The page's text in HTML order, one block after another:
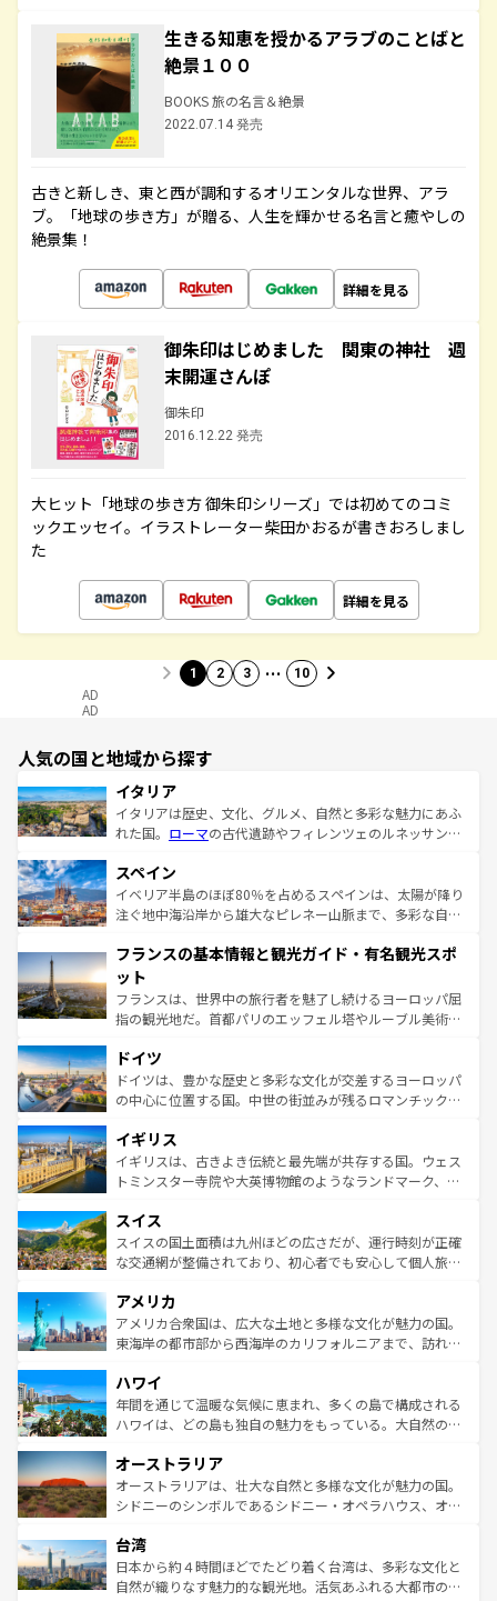
生きる知恵を授かるアラブのことばと
絶景１００
BOOKS 旅の名言＆絶景
2022.07.14 発売
古きと新しき、東と西が調和するオリエンタルな世界、アラ
ブ。「地球の歩き方」が贈る、人生を輝かせる名言と癒やしの
絶景集！
詳細を見る
御朱印はじめました 関東の神社 週
末開運さんぽ
御朱印
2016.12.22 発売
大ヒット「地球の歩き方 御朱印シリーズ」では初めてのコミ
ックエッセイ。イラストレーター柴田かおるが書きおろしまし
た
詳細を見る
1 2 3 … 10
AD
AD
人気の国と地域から探す
イタリア
イタリアは歴史、文化、グルメ、自然と多彩な魅力にあふ
れた国。 ローマの古代遺跡やフィレンツェのルネッサンス
ろん、トスカーナの美しい田園風景やアマルフィ海岸の絶
景など、自然景観も見逃せない。観光の合間には、本場の
ピザやパスタなど、絶品のイタリア料理を堪能することも
ませてくれるイタリアで、忘れられない旅をしてみよう！
なお、新着のイタリア情報は
しい。
スペイン
イベリア半島のほぼ80％を占めるスペインは、太陽が降り
注ぐ地中海沿岸から雄大なピレネー山脈まで、多彩な自然
文化が根付くこの国では、情熱的なフラメンコ、熱気あふ
れる闘牛、そして美味しいタパスが生活の一部となってい
る。首都マドリードの洗練された雰囲気や、バルセロナの
アートに溢れた街角から、地方では古代ローマ遺跡や中世
せる。地方によって風土や気候が異なるスペインはその個
性で訪れる人を魅了する。 なお、新着のスペイン情報は コ
ンテンツ一覧を参照してほしい。
フランスの基本情報と観光ガイド・有名観光スポ
ット
フランスは、世界中の旅行者を魅了し続けるヨーロッパ屈
指の観光地だ。首都パリのエッフェル塔やルーブル美術館
で、幅広い魅力が詰まっている。華麗な宮殿、歴史的な大
聖堂、美しいビーチ、そして豊かな自然が、訪れる者を心
から魅了する。また、フランスは美食の国としても知ら
いる。シャンパンの発祥地であるランス、プロヴァンスの
香り高いラベンダー畑など、多彩な楽しみ方が可能だ。さ
らに、パリ以外の地域にも魅力が溢れており、どの街角に
れる地方に足を運ぶとそれぞれで全く異なる文化を体験で
きるだろう。 なお、新着のフランス情報はコンテンツ一覧
を参照してほしい。
ドイツ
ドイツは、豊かな歴史と多彩な文化が交差するヨーロッパ
の中心に位置する国。中世の街並みが残るロマンチック街
顔を持つこの国は、どこを歩いても飽きることがない。ベ
ルリンの文化的活気、バイエルン州のアルプスの絶景、そ
してライン川沿いのワイン畑といった風景は必見。ビール
は、お酒好きな人にはぜひ体験してほしい。 なお、新着の
ドイツ情報はコンテンツ一覧を参照してほしい。
イギリス
イギリスは、古きよき伝統と最先端が共存する国。ウェス
トミンスター寺院や大英博物館のようなランドマーク、歴
リアごとに異なる魅力がある。また、優雅なアフタヌーン
ティー、ビール好きにはたまらない英国パブ、サッカー観
戦など、本場だからこそできる体験も豊富。イギリスを旅
ンツ一覧を参照してほしい。
スイス
スイスの国土面積は九州ほどの広さだが、運行時刻が正確
な交通網が整備されており、初心者でも安心して個人旅行
の建物がそのまま残る町や、スイスならではのユニークな
博物館もあり、アルプス観光だけでなく町歩きも満喫する
ことができる。国民の所得が高いため物価も高いが、旅行
ば市内交通費無料で観光を楽しむこともできる。 なお、新
着のスイス情報はコンテンツ一覧 を参照してほしい。
アメリカ
アメリカ合衆国は、広大な土地と多様な文化が魅力の国。
東海岸の都市部から西海岸のカリフォルニアまで、訪れる
のような巨大都市は、観光、ショッピング、エンターテイ
ンメントが詰まった刺激的なスポットだ。一方、アメリカ
西部には大自然が広がり、グランドキャニオンやイエロー
部のニューオーリンズでは、音楽と美食が融合した独特の
文化が魅力。旅行者はアメリカの各地域で異なる魅力を楽
しみながら、その多様性と豊かな歴史を感じることができ
ならではの贅沢な旅のスタイルだ。 なお、新着のアメリカ
情報はコンテンツ一覧を参照してほしい。
ハワイ
年間を通じて温暖な気候に恵まれ、多くの島で構成される
ハワイは、どの島も独自の魅力をもっている。大自然の神
ワイ島は見逃せない。また、定番の観光地といえばオアフ
島だが、静かな自然を求めるならマウイ島やカウアイ島が
おすすめ。エメラルドグリーンに輝く海をはじめ、豊かな
れるおもてなしの心で訪れる人々を迎えてくれるハワイの
人々、おいしいローカルフードやハワイアンミュージッ
ク、伝統的なフラダンスなど、すべてがハワイの魅力を彩
オーストラリア
オーストラリアは、壮大な自然と多様な文化が魅力の国。
シドニーのシンボルであるシドニー・オペラハウス、オー
リアリーフや大陸中央部にそびえるウルル（エアーズロッ
ク）、タスマニアの美しい原生林やケアンズの熱帯雨林な
ど、見どころがたくさん。また、カフェやワイン、オージ
台湾
日本から約４時間ほどでたどり着く台湾は、多彩な文化と
自然が織りなす魅力的な観光地。活気あふれる大都市の台